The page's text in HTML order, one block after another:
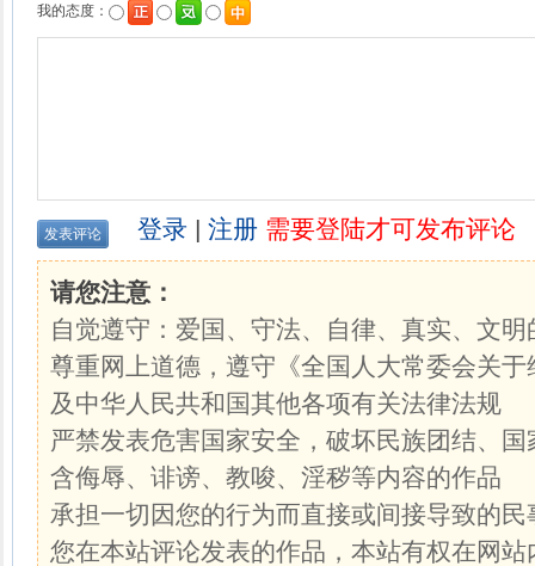
我的态度：
登录 | 注册 需要登陆才可发布评论
请您注意：
自觉遵守：爱国、守法、自律、真实、文明
尊重网上道德，遵守《全国人大常委会关
及中华人民共和国其他各项有关法律法规
严禁发表危害国家安全，破坏民族团结、
含侮辱、诽谤、教唆、淫秽等内容的作品
承担一切因您的行为而直接或间接导致的
您在本站评论发表的作品，本站有权在网